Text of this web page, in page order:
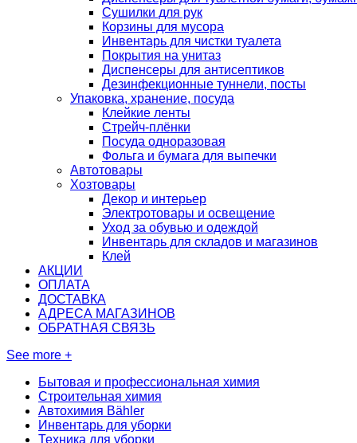
Сушилки для рук
Корзины для мусора
Инвентарь для чистки туалета
Покрытия на унитаз
Диспенсеры для антисептиков
Дезинфекционные туннели, посты
Упаковка, хранение, посуда
Клейкие ленты
Стрейч-плёнки
Посуда одноразовая
Фольга и бумага для выпечки
Автотовары
Хозтовары
Декор и интерьер
Электротовары и освещение
Уход за обувью и одеждой
Инвентарь для складов и магазинов
Клей
АКЦИИ
ОПЛАТА
ДОСТАВКА
АДРЕСА МАГАЗИНОВ
ОБРАТНАЯ СВЯЗЬ
See more +
Бытовая и профессиональная химия
Строительная химия
Автохимия Bähler
Инвентарь для уборки
Техника для уборки